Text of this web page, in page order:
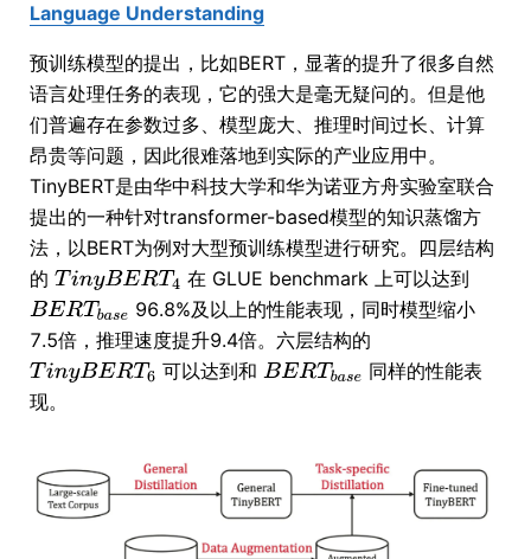
Language Understanding
预训练模型的提出，比如BERT，显著的提升了很多自然
语言处理任务的表现，它的强大是毫无疑问的。但是他
们普遍存在参数过多、模型庞大、推理时间过长、计算
昂贵等问题，因此很难落地到实际的产业应用中。
TinyBERT是由华中科技大学和华为诺亚方舟实验室联合
提出的一种针对transformer-based模型的知识蒸馏方
法，以BERT为例对大型预训练模型进行研究。四层结构
的
在 GLUE benchmark 上可以达到
96.8%及以上的性能表现，同时模型缩小
7.5倍，推理速度提升9.4倍。六层结构的
可以达到和
同样的性能表
现。